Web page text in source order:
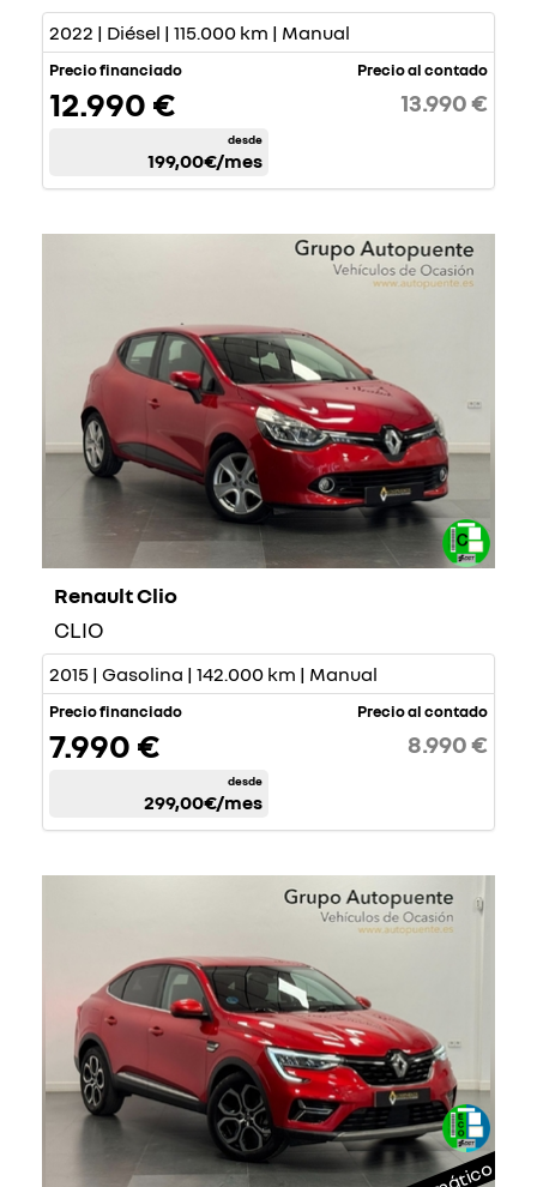
2022 | Diésel | 115.000 km | Manual
Precio financiado
12.990 €
desde
199,00€/mes
Precio al contado
13.990 €
Renault Clio
CLIO
2015 | Gasolina | 142.000 km | Manual
Precio financiado
7.990 €
desde
299,00€/mes
Precio al contado
8.990 €